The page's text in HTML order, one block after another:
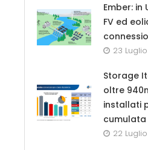
Ember: in
FV ed
23
Storage
oltre
installati
cumulata
22